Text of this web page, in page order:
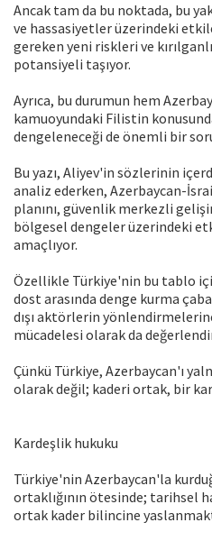
Ancak tam da bu noktada, bu
ve hassasiyetler üzerindeki
gereken yeni riskleri ve
potansiyeli taşıyor.
Ayrıca, bu durumun hem
kamuoyundaki Filistin
dengeleneceği de önemli bir
Bu yazı, Aliyev'in sözlerinin
analiz ederken, Azerbaycan-
planını, güvenlik merkezli
bölgesel dengeler üzerindeki
amaçlıyor.
Özellikle Türkiye'nin bu tablo
dost arasında denge kurma
dışı aktörlerin
mücadelesi olarak da
Çünkü Türkiye, Azerbaycan'ı
olarak değil; kaderi ortak, bir
Kardeşlik hukuku
Türkiye'nin Azerbaycan'la
ortaklığının ötesinde; tarihsel
ortak kader bilincine